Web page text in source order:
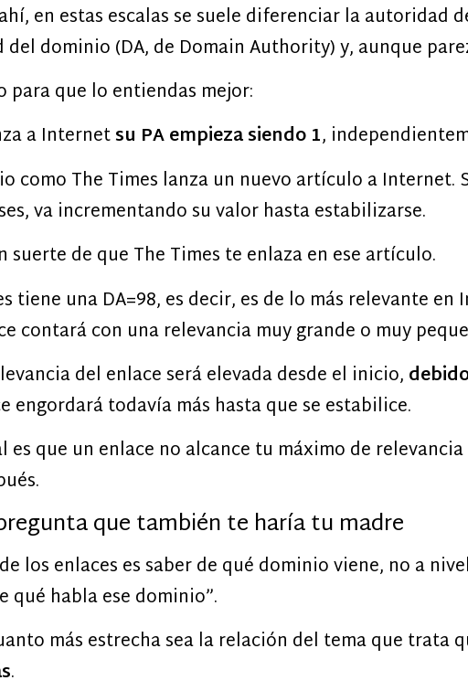
en estas escalas se suele diferenciar la autoridad
dominio (DA, de Domain Authority) y, aunque
para que lo entiendas mejor:
a Internetsu PA empieza siendo 1,
como The Times lanza un nuevo artículo a Internet.
va incrementando su valor hasta estabilizarse.
suerte de que The Times te enlaza en ese artículo.
tiene una DA=98, es decir, es de lo más relevante
contará con una relevancia muy grande o muy
del enlace será elevada desde el inicio,
engordará todavía más hasta que se estabilice.
que un enlace no alcance tu máximo de
que también te haría tu madre
los enlaces es saber de qué dominio viene, no a
qué habla ese dominio”.
más estrecha sea la relación del tema que
.